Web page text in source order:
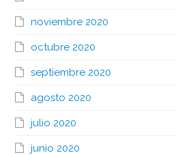
noviembre 2020
octubre 2020
septiembre 2020
agosto 2020
julio 2020
junio 2020